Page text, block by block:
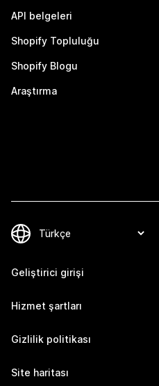
API belgeleri
Shopify Topluluğu
Shopify Blogu
Araştırma
Geliştirici girişi
Hizmet şartları
Gizlilik politikası
Site haritası